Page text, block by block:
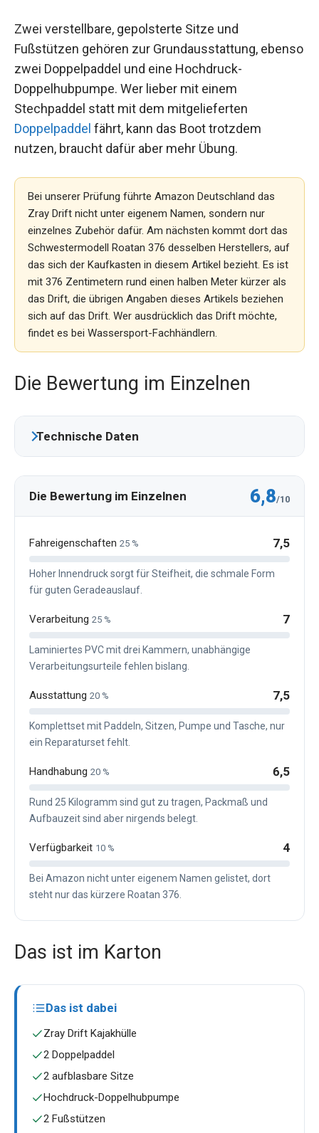
Zwei verstellbare, gepolsterte Sitze und
Fußstützen gehören zur Grundausstattung, ebenso
zwei Doppelpaddel und eine Hochdruck-
Doppelhubpumpe. Wer lieber mit einem
Stechpaddel statt mit dem mitgelieferten
Doppelpaddel fährt, kann das Boot trotzdem
nutzen, braucht dafür aber mehr Übung.
Bei unserer Prüfung führte Amazon Deutschland das
Zray Drift nicht unter eigenem Namen, sondern nur
einzelnes Zubehör dafür. Am nächsten kommt dort das
Schwestermodell Roatan 376 desselben Herstellers, auf
das sich der Kaufkasten in diesem Artikel bezieht. Es ist
mit 376 Zentimetern rund einen halben Meter kürzer als
das Drift, die übrigen Angaben dieses Artikels beziehen
sich auf das Drift. Wer ausdrücklich das Drift möchte,
findet es bei Wassersport-Fachhändlern.
Die Bewertung im Einzelnen
Technische Daten
Die Bewertung im Einzelnen 6,8/10
Fahreigenschaften 25 % 7,5
Hoher Innendruck sorgt für Steifheit, die schmale Form
für guten Geradeauslauf.
Verarbeitung 25 % 7
Laminiertes PVC mit drei Kammern, unabhängige
Verarbeitungsurteile fehlen bislang.
Ausstattung 20 % 7,5
Komplettset mit Paddeln, Sitzen, Pumpe und Tasche, nur
ein Reparaturset fehlt.
Handhabung 20 % 6,5
Rund 25 Kilogramm sind gut zu tragen, Packmaß und
Aufbauzeit sind aber nirgends belegt.
Verfügbarkeit 10 % 4
Bei Amazon nicht unter eigenem Namen gelistet, dort
steht nur das kürzere Roatan 376.
Das ist im Karton
Das ist dabei
Zray Drift Kajakhülle
2 Doppelpaddel
2 aufblasbare Sitze
Hochdruck-Doppelhubpumpe
2 Fußstützen